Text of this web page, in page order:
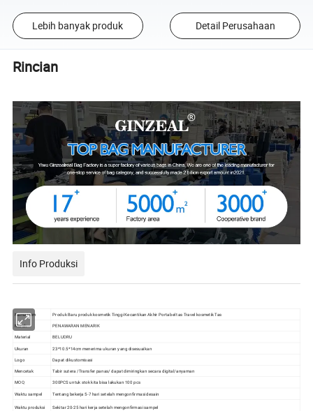
Lebih banyak produk Detail Perusahaan
Rincian
Info Produksi
Nama item
Produk Baru produk kosmetik Tinggi Kecantikan Akhir Portabel tas Travel kosmetik Tas
Merek
PENAWARAN MENARIK
Material
BELUDRU
Ukuran
23*10.5*14cm menerima ukuran yang disesuaikan
Logo
Dapat dikustomisasi
Mencetak
Tabir sutera /Transfer panas/ dapat dimiringkan secara digital/anyaman
MOQ
300PCS untuk stok kita bisa lakukan 100 pcs
Waktu sampel
Tentang bekerja 5-7 hari setelah mengonfirmasi desain
Waktu produksi Sekitar 20-25 hari kerja setelah mengonfirmasi sampel